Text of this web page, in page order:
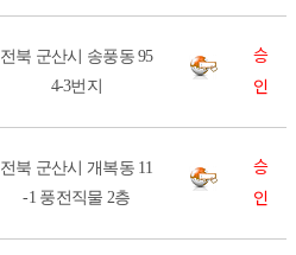
전북 군산시 송풍동 95
4-3번지
승
인
전북 군산시 개복동 11
-1 풍전직물 2층
승
인